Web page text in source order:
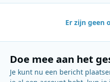
Er zijn geen
Doe mee aan het
Je kunt nu een bericht